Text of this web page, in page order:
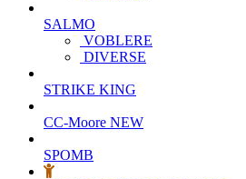
SALMO
VOBLERE
DIVERSE
STRIKE KING
CC-Moore NEW
SPOMB